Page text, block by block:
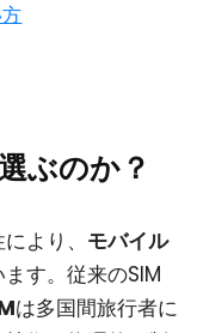
ぶのか？
より、 モバイル
す。従来のSIM
は多国間旅行者に